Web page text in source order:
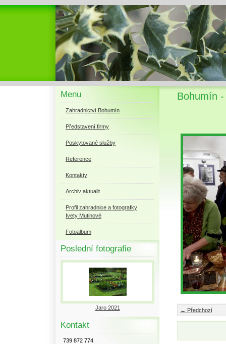
Menu
Zahradnictví Bohumín
Představení firmy
Poskytované služby
Reference
Kontakty
Archiv aktualit
Profil zahradnice a fotografky
Ivety Mutinové
Fotoalbum
Poslední fotografie
Jaro 2021
Kontakt
739 872 774
Bohumín
← Předchozí